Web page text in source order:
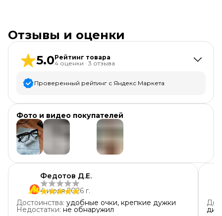
Отзывы и оценки
5.0Рейтинг товара
4 оценки · 3 отзыва
Проверенный рейтинг с Яндекс Маркета
5 звёзд
4
4 звезды
3 звезды
2 звезды
Фото и видео покупателей
Федотов Д.Е.
4 июля 2026 г.
Достоинства: удобные очки, крепкие дужки
Недостатки: не обнаружил